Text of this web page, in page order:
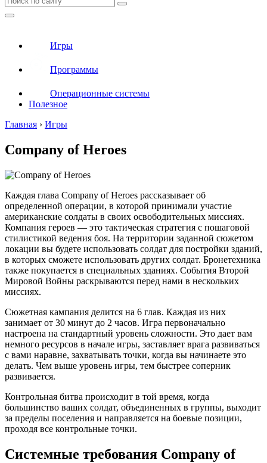
Игры
Программы
Операционные системы
Полезное
Главная › Игры
Company of Heroes
Каждая глава Company of Heroes рассказывает об
определенной операции, в которой принимали участие
американские солдаты в своих освободительных миссиях.
Компания героев — это тактическая стратегия с пошаговой
стилистикой ведения боя. На территории заданной сюжетом
локации вы будете использовать солдат для постройки зданий,
в которых сможете использовать других солдат. Бронетехника
также покупается в специальных зданиях. События Второй
Мировой Войны раскрываются перед нами в нескольких
миссиях.
Сюжетная кампания делится на 6 глав. Каждая из них
занимает от 30 минут до 2 часов. Игра первоначально
настроена на стандартный уровень сложности. Это дает вам
немного ресурсов в начале игры, заставляет врага развиваться
с вами наравне, захватывать точки, когда вы начинаете это
делать. Чем выше уровень игры, тем быстрее соперник
развивается.
Контрольная битва происходит в той время, когда
большинство ваших солдат, объединенных в группы, выходит
за пределы поселения и направляется на боевые позиции,
проходя все контрольные точки.
Системные требования Company of